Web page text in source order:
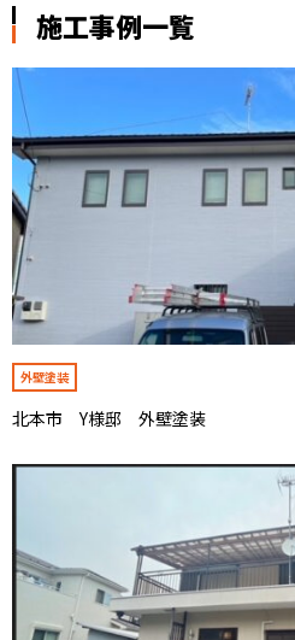
施工事例一覧
外壁塗装
北本市 Y様邸 外壁塗装